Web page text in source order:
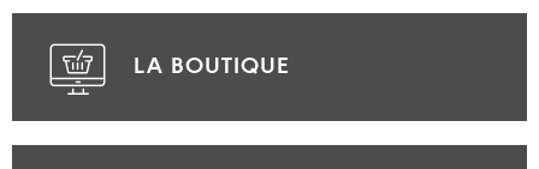
LA BOUTIQUE